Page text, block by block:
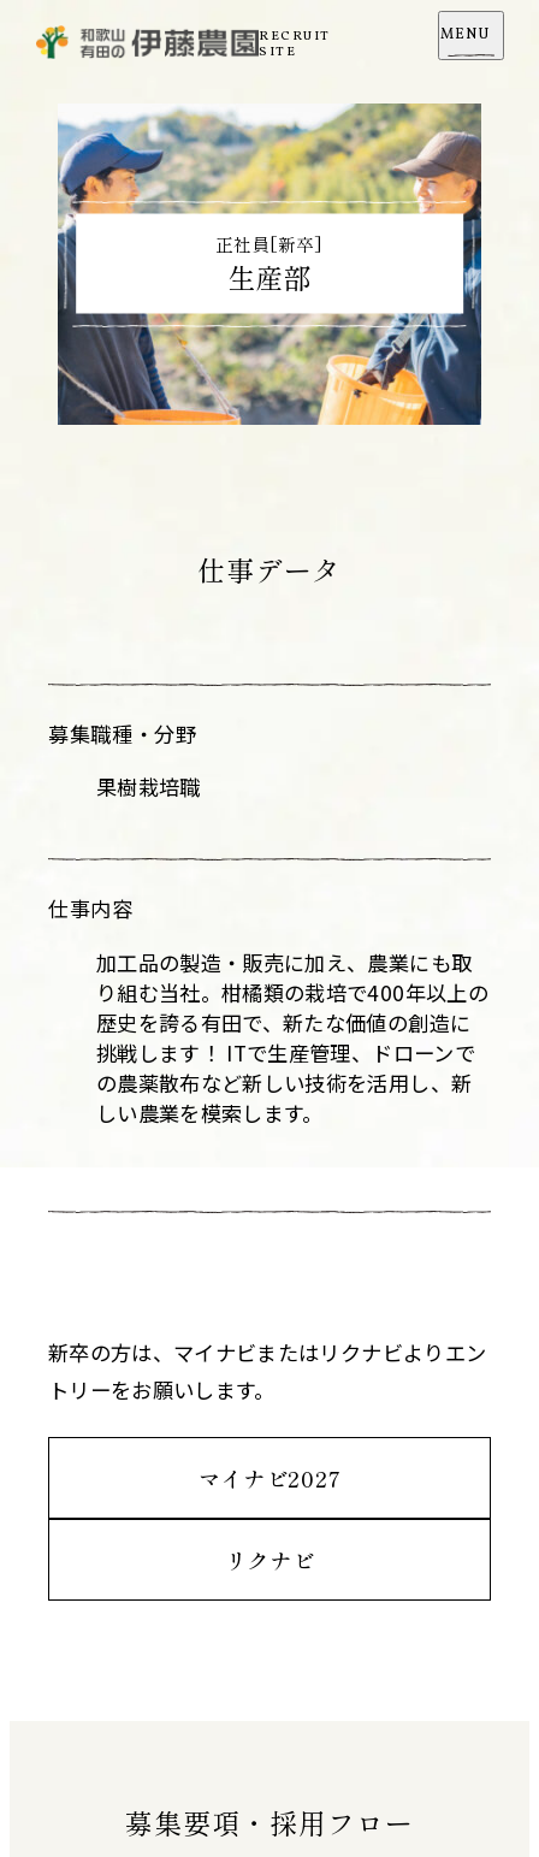
RECRUIT
SITE
MENU
正社員[新卒]
生産部
仕事データ
募集職種・分野
果樹栽培職
仕事内容
加工品の製造・販売に加え、農業にも取
り組む当社。柑橘類の栽培で400年以上の
歴史を誇る有田で、新たな価値の創造に
挑戦します！ ITで生産管理、ドローンで
の農薬散布など新しい技術を活用し、新
しい農業を模索します。
新卒の方は、マイナビまたはリクナビよりエン
トリーをお願いします。
マイナビ2027
リクナビ
募集要項・採用フロー